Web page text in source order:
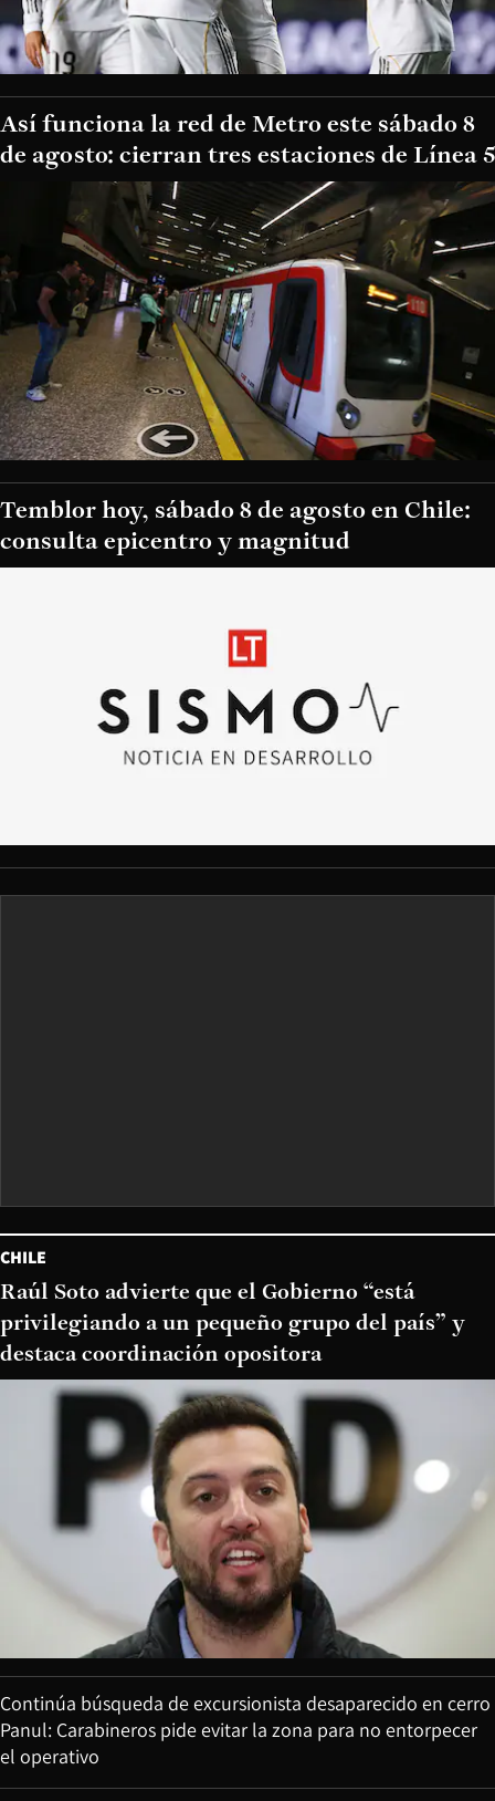
Así funciona la red de Metro este sábado 8
de agosto: cierran tres estaciones de Línea 5
Temblor hoy, sábado 8 de agosto en Chile:
consulta epicentro y magnitud
CHILE
Raúl Soto advierte que el Gobierno “está
privilegiando a un pequeño grupo del país” y
destaca coordinación opositora
Continúa búsqueda de excursionista desaparecido en cerro
Panul: Carabineros pide evitar la zona para no entorpecer
el operativo